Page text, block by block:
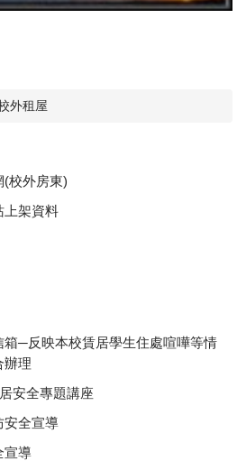
外租屋
(校外房東)
上架資料
箱─反映本校賃居學生住處喧嘩等情
辦理
安全專題講座
安全宣導
宣導